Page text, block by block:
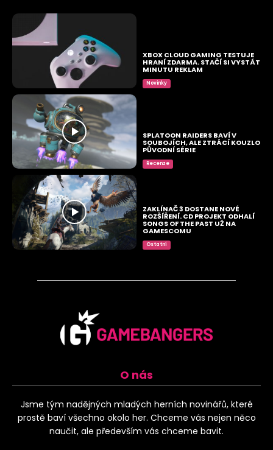
XBOX CLOUD GAMING TESTUJE
HRANÍ ZDARMA. STAČÍ SI VYSTÁT
MINUTU REKLAM
Novinky
SPLATOON RAIDERS BAVÍ V
SOUBOJÍCH, ALE ZTRÁCÍ KOUZLO
PŮVODNÍ SÉRIE
Recenze
ZAKLÍNAČ 3 DOSTANE NOVÉ
ROZŠÍŘENÍ. CD PROJEKT ODHALÍ
SONGS OF THE PAST UŽ NA
GAMESCOMU
Ostatní
O nás
Jsme tým nadějných mladých herních novinářů, které
prostě baví všechno okolo her. Chceme vás nejen něco
naučit, ale především vás chceme bavit.